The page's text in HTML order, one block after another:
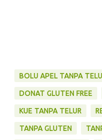
BOLU APEL TANPA
DONAT GLUTEN FREE
KUE TANPA TELUR
TANPA GLUTEN